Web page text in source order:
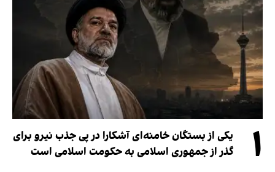
۱
یکی از بستگان خامنه‌ای آشکارا در پی جذب نیرو برای
گذر از جمهوری اسلامی به حکومت اسلامی است